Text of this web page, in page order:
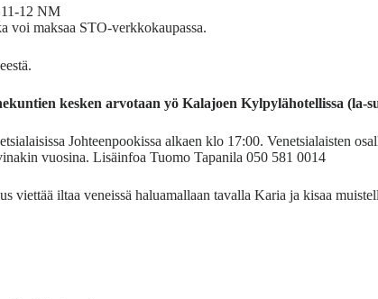
12 NM
voi maksaa STO-verkkokaupassa.
kesken arvotaan yö Kalajoen Kylpylähotellissa (la-
Johteenpookissa alkaen klo 17:00. Venetsialaisten
vuosina. Lisäinfoa Tuomo Tapanila 050 581 0014
iltaa veneissä haluamallaan tavalla Karia ja kisaa